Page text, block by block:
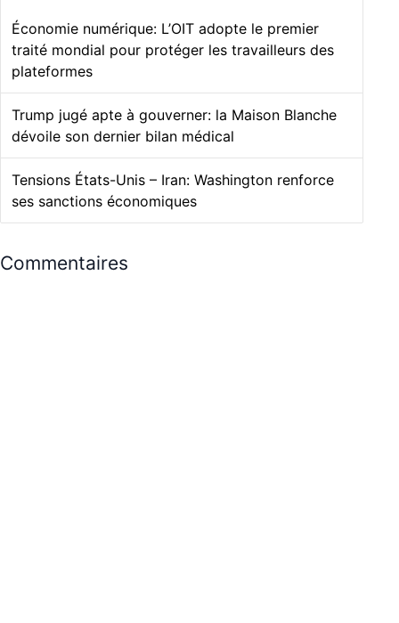
Économie numérique: L’OIT adopte le premier
traité mondial pour protéger les travailleurs des
plateformes
Trump jugé apte à gouverner: la Maison Blanche
dévoile son dernier bilan médical
Tensions États-Unis – Iran: Washington renforce
ses sanctions économiques
Commentaires